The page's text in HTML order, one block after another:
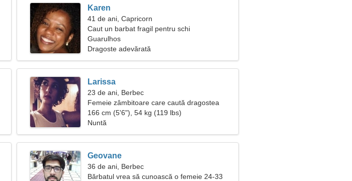
Karen
41 de ani, Capricorn
Caut un barbat fragil pentru schi
Guarulhos
Dragoste adevărată
Larissa
23 de ani, Berbec
Femeie zâmbitoare care caută dragostea
adevărată
166 cm (5'6"), 54 kg (119 lbs)
Nuntă
Geovane
36 de ani, Berbec
Bărbatul vrea să cunoască o femeie 24-33